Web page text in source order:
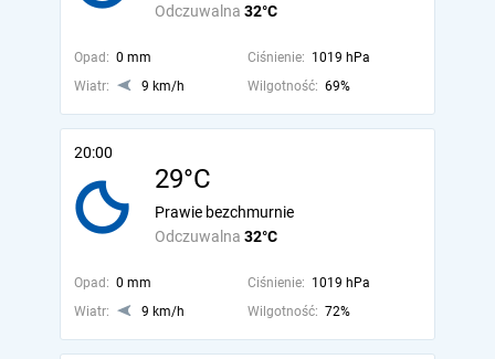
Odczuwalna 32°C
Opad: 0 mm Ciśnienie: 1019 hPa
Wiatr:
9 km/h Wilgotność: 69%
20:00
29°C
Odczuwalna 32°C
Prawie bezchmurnie
Opad: 0 mm Ciśnienie: 1019 hPa
Wiatr:
9 km/h Wilgotność: 72%